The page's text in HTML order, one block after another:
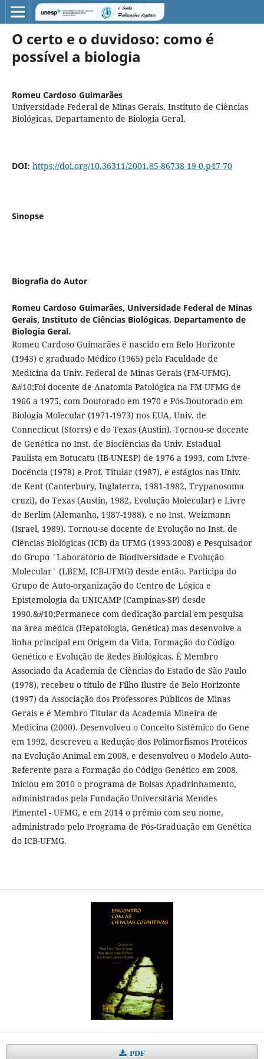
O certo e o duvidoso: como é
possível a biologia
Romeu Cardoso Guimarães
Universidade Federal de Minas Gerais, Instituto de Ciências
Biológicas, Departamento de Biologia Geral.
DOI: https://doi.org/10.36311/2001.85-86738-19-0.p47-70
Sinopse
Biografia do Autor
Romeu Cardoso Guimarães, Universidade Federal de Minas
Gerais, Instituto de Ciências Biológicas, Departamento de
Biologia Geral.
Romeu Cardoso Guimarães é nascido em Belo Horizonte
(1943) e graduado Médico (1965) pela Faculdade de
Medicina da Univ. Federal de Minas Gerais (FM-UFMG).
&#10;Foi docente de Anatomia Patológica na FM-UFMG de
1966 a 1975, com Doutorado em 1970 e Pós-Doutorado em
Biologia Molecular (1971-1973) nos EUA, Univ. de
Connecticut (Storrs) e do Texas (Austin). Tornou-se docente
de Genética no Inst. de Biociências da Univ. Estadual
Paulista em Botucatu (IB-UNESP) de 1976 a 1993, com Livre-
Docência (1978) e Prof. Titular (1987), e estágios nas Univ.
de Kent (Canterbury, Inglaterra, 1981-1982, Trypanosoma
cruzi), do Texas (Austin, 1982, Evolução Molecular) e Livre
de Berlim (Alemanha, 1987-1988), e no Inst. Weizmann
(Israel, 1989). Tornou-se docente de Evolução no Inst. de
Ciências Biológicas (ICB) da UFMG (1993-2008) e Pesquisador
do Grupo ´Laboratório de Biodiversidade e Evolução
Molecular´ (LBEM, ICB-UFMG) desde então. Participa do
Grupo de Auto-organização do Centro de Lógica e
Epistemologia da UNICAMP (Campinas-SP) desde
1990.&#10;Permanece com dedicação parcial em pesquisa
na área médica (Hepatologia, Genética) mas desenvolve a
linha principal em Origem da Vida, Formação do Código
Genético e Evolução de Redes Biológicas. É Membro
Associado da Academia de Ciências do Estado de São Paulo
(1978), recebeu o título de Filho Ilustre de Belo Horizonte
(1997) da Associação dos Professores Públicos de Minas
Gerais e é Membro Titular da Academia Mineira de
Medicina (2000). Desenvolveu o Conceito Sistêmico do Gene
em 1992, descreveu a Redução dos Polimorfismos Protéicos
na Evolução Animal em 2008, e desenvolveu o Modelo Auto-
Referente para a Formação do Código Genético em 2008.
Iniciou em 2010 o programa de Bolsas Apadrinhamento,
administradas pela Fundação Universitária Mendes
Pimentel - UFMG, e em 2014 o prêmio com seu nome,
administrado pelo Programa de Pós-Graduação em Genética
do ICB-UFMG.
PDF